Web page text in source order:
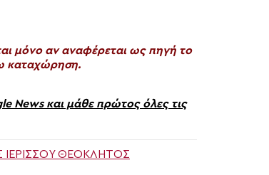
μόνο αν αναφέρεται ως πηγή το
καταχώρηση.
News και μάθε πρώτος όλες τις
ΘΕΌΚΛΗΤΟΣ